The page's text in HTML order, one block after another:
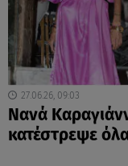
27.06.26, 09:03
Nανά
κατέστρεψε